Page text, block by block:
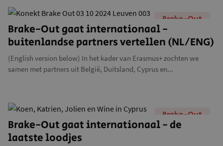
Brake-Out
Brake-Out gaat internationaal -
buitenlandse partners vertellen (NL/ENG)
(English version below) In het kader van Erasmus+ zochten we
samen met partners uit België, Duitsland, Cyprus en...
Brake-Out
Brake-Out gaat internationaal - de
laatste loodjes